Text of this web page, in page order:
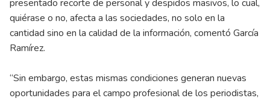
presentado recorte de personal y despidos masivos, lo cual,
quiérase o no, afecta a las sociedades, no solo en la
cantidad sino en la calidad de la información, comentó García
Ramírez.
“Sin embargo, estas mismas condiciones generan nuevas
oportunidades para el campo profesional de los periodistas,